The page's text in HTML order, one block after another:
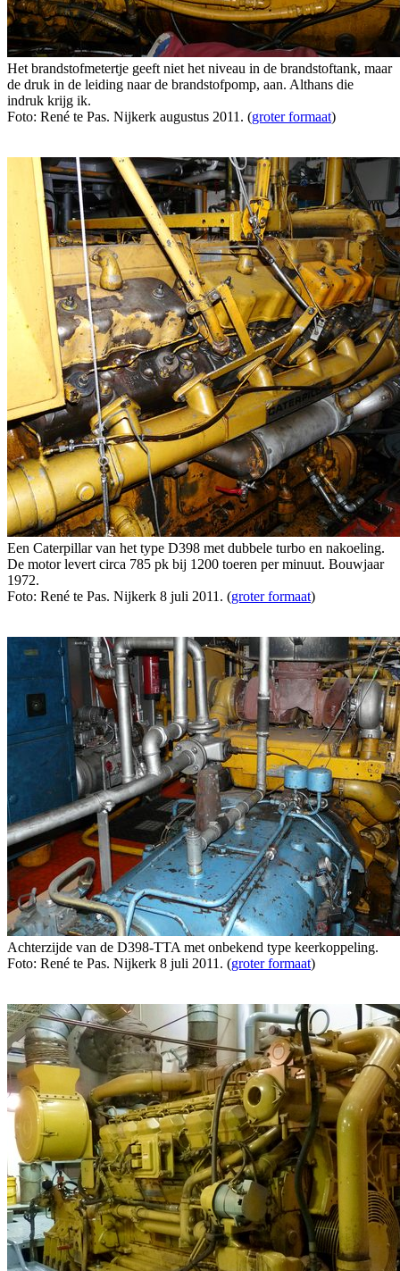
Het brandstofmetertje geeft niet het niveau in de brandstoftank, maar
de druk in de leiding naar de brandstofpomp, aan. Althans die
indruk krijg ik.
Foto: René te Pas. Nijkerk augustus 2011. (groter formaat)
Een Caterpillar van het type D398 met dubbele turbo en nakoeling.
De motor levert circa 785 pk bij 1200 toeren per minuut. Bouwjaar
1972.
Foto: René te Pas. Nijkerk 8 juli 2011. (groter formaat)
Achterzijde van de D398-TTA met onbekend type keerkoppeling.
Foto: René te Pas. Nijkerk 8 juli 2011. (groter formaat)